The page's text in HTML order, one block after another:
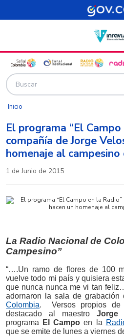
Pasar al contenido principal
Inicio
El programa “El
compañía de Jorge
homenaje al
1 de Junio de 2015
La Radio Nacional de
Campesino”
“….Un ramo de flores de 100
vuelve todo mi país y quisiera
que nunca nunca me vi tan
adornaron la sala de grabación
Colombia. Versos propios de
destacado al maestro Jorge
programa
El Campo en la
que se emite de lunes a viernes